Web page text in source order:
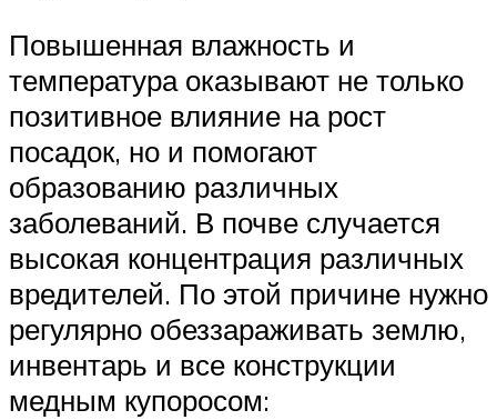
Повышенная влажность и
температура оказывают не только
позитивное влияние на рост
посадок, но и помогают
образованию различных
заболеваний. В почве случается
высокая концентрация различных
вредителей. По этой причине нужно
регулярно обеззараживать землю,
инвентарь и все конструкции
медным купоросом: